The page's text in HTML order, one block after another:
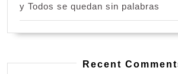
y Todos se quedan sin palabras
Recent